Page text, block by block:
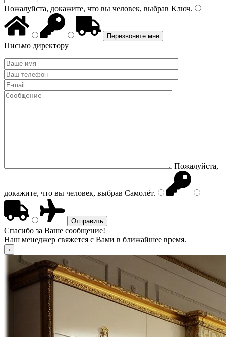
Пожалуйста, докажите, что вы человек, выбрав Ключ.
Письмо директору
Пожалуйста,
докажите, что вы человек, выбрав Самолёт.
Спасибо за Ваше сообщение!
Наш менеджер свяжется с Вами в ближайшее время.